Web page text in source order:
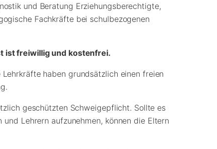
und Beratung Erziehungsberechtigte,
Fachkräfte bei schulbezogenen
ist freiwillig und kostenfrei.
haben grundsätzlich einen freien
geschützten Schweigepflicht. Sollte es
Lehrern aufzunehmen, können die Eltern